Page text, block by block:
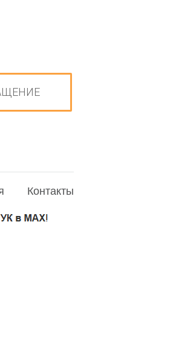
Контакты